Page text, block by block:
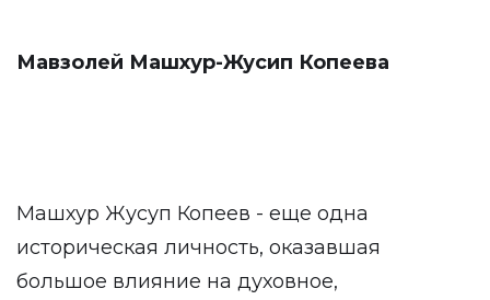
Мавзолей Машхур-Жусип Копеева
Машхур Жусуп Копеев - еще одна
историческая личность, оказавшая
большое влияние на духовное,